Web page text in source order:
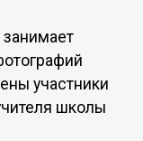
участники
школы